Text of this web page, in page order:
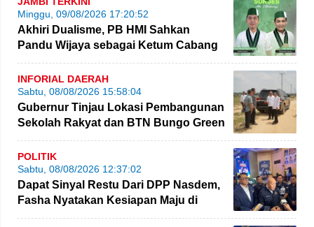
Minggu, 09/08/2026 17:20:52
Akhiri Dualisme, PB HMI Sahkan
Pandu Wijaya sebagai Ketum Cabang
Jambi
INFORIAL DAERAH
Sabtu, 08/08/2026 15:58:04
Gubernur Tinjau Lokasi Pembangunan
Sekolah Rakyat dan BTN Bungo Green
City
POLITIK
Sabtu, 08/08/2026 12:37:02
Dapat Sinyal Restu Dari DPP Nasdem,
Fasha Nyatakan Kesiapan Maju di
Pilgub Jambi